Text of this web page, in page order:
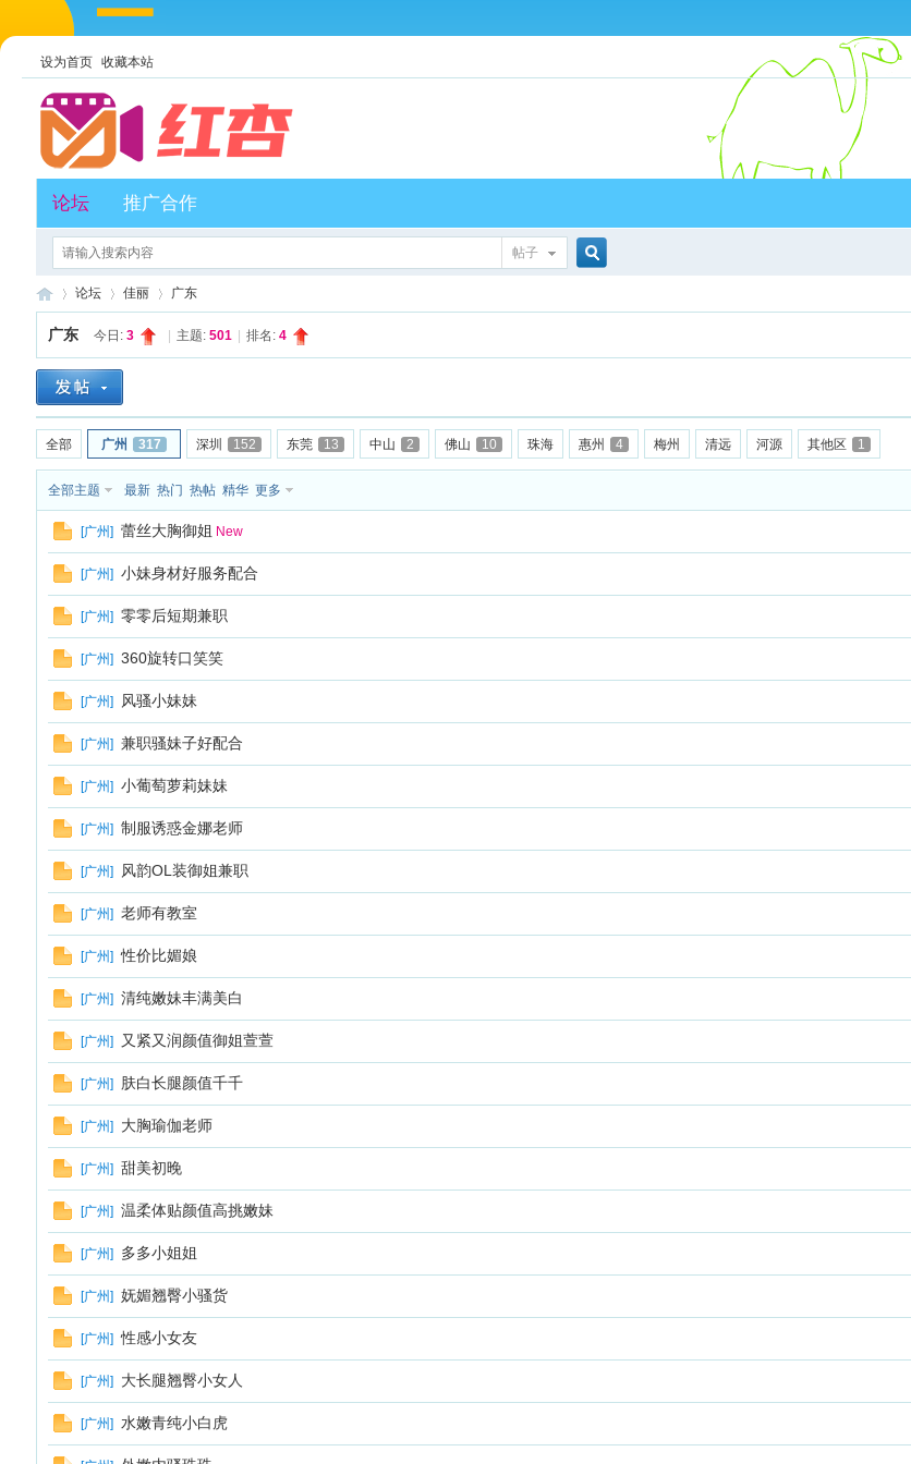
设为首页 收藏本站
论坛 推广合作
帖子
»
论坛
›
佳丽 广东
广东 今日:3 主题:501 排名:4
全部 广州 317 深圳 152 东莞 13 中山 2 佛山 10 珠海 惠州 4 梅州 清远 河源 其他区 1
全部主题 最新 热门 热帖 精华 更多
[广州] 蕾丝大胸御姐 New
[广州] 小妹身材好服务配合
[广州] 零零后短期兼职
[广州] 360旋转口笑笑
[广州] 风骚小妹妹
[广州] 兼职骚妹子好配合
[广州] 小葡萄萝莉妹妹
[广州] 制服诱惑金娜老师
[广州] 风韵OL装御姐兼职
[广州] 老师有教室
[广州] 性价比媚娘
[广州] 清纯嫩妹丰满美白
[广州] 又紧又润颜值御姐萱萱
[广州] 肤白长腿颜值千千
[广州] 大胸瑜伽老师
[广州] 甜美初晚
[广州] 温柔体贴颜值高挑嫩妹
[广州] 多多小姐姐
[广州] 妩媚翘臀小骚货
[广州] 性感小女友
[广州] 大长腿翘臀小女人
[广州] 水嫩青纯小白虎